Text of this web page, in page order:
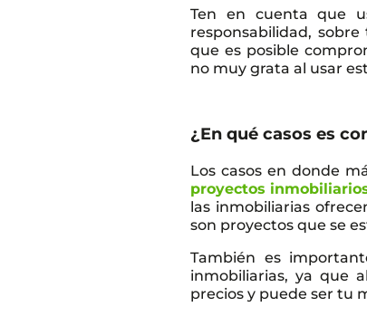
Ten en cuenta que
responsabilidad,
que es posible
no muy grata al usar
¿En qué casos es
Los casos en donde
proyectos
las inmobiliarias
son proyectos que se
También es
inmobiliarias, ya que
precios y puede ser tu